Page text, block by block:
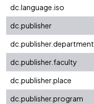
dc.language.iso
dc.publisher
dc.publisher.department
dc.publisher.faculty
dc.publisher.place
dc.publisher.program